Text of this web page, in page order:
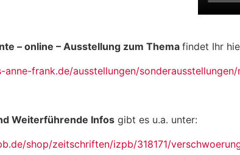
– online – Ausstellung zum Thema findet Ihr
anne-frank.de/ausstellungen/
Weiterführende Infos gibt es u.a. unter:
shop/zeitschriften/izpb/318171/